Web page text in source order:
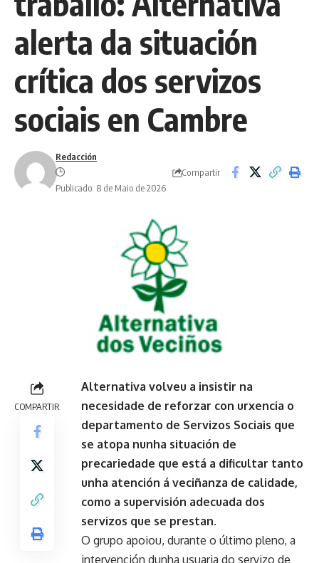
alerta da situación
crítica dos servizos
sociais en Cambre
Redacción
Publicado: 8 de Maio de 2026
Compartir
COMPARTIR
Alternativa volveu a insistir na
necesidade de reforzar con urxencia o
departamento de Servizos Sociais que
se atopa nunha situación de
precariedade que está a dificultar tanto
unha atención á veciñanza de calidade,
como a supervisión adecuada dos
servizos que se prestan.
O grupo apoiou, durante o último pleno, a
intervención dunha usuaria do servizo de